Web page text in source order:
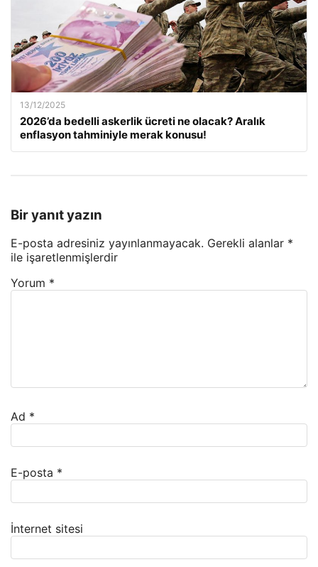
13/12/2025
2026’da bedelli askerlik ücreti ne olacak? Aralık
enflasyon tahminiyle merak konusu!
Bir yanıt yazın
E-posta adresiniz yayınlanmayacak. Gerekli alanlar *
ile işaretlenmişlerdir
Yorum *
Ad *
E-posta *
İnternet sitesi